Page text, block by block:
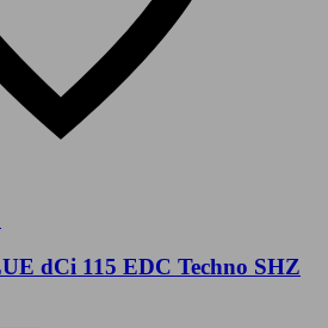
dCi 115 EDC Techno SHZ